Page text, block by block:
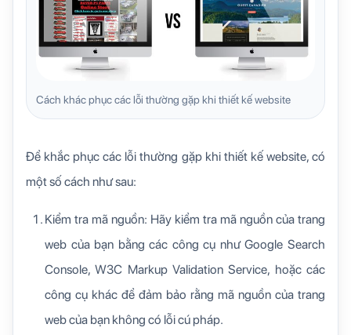
Cách khác phục các lỗi thường gặp khi thiết kế website
Để khắc phục các lỗi thường gặp khi thiết kế website, có
một số cách như sau:
Kiểm tra mã nguồn: Hãy kiểm tra mã nguồn của trang
web của bạn bằng các công cụ như Google Search
Console, W3C Markup Validation Service, hoặc các
công cụ khác để đảm bảo rằng mã nguồn của trang
web của bạn không có lỗi cú pháp.